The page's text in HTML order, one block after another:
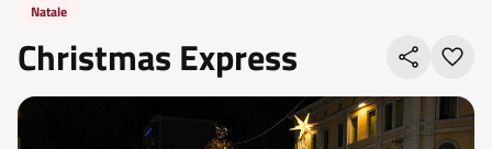
Natale
Christmas Express